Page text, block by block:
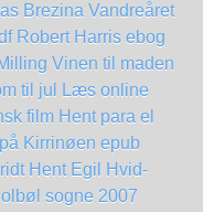
Brezina Vandreåret
Robert Harris ebog
Vinen til maden
til jul Læs online
film Hent para el
Kirrinøen epub
Hent Egil Hvid-
sogne 2007